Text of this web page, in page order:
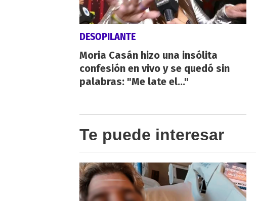
DESOPILANTE
Moria Casán hizo una insólita
confesión en vivo y se quedó sin
palabras: "Me late el..."
Te puede interesar